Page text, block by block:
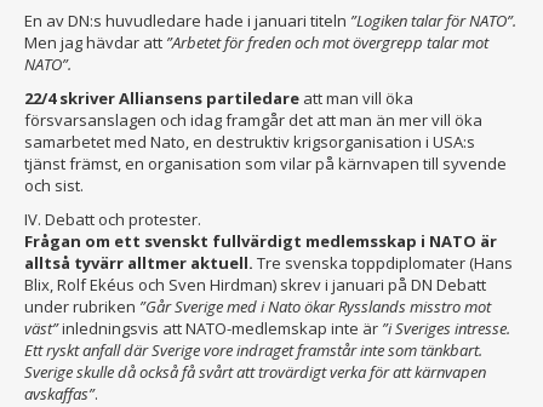
En av DN:s huvudledare hade i januari titeln ”Logiken talar för NATO”.
Men jag hävdar att ”Arbetet för freden och mot övergrepp talar mot
NATO”.
22/4 skriver Alliansens partiledare att man vill öka
försvarsanslagen och idag framgår det att man än mer vill öka
samarbetet med Nato, en destruktiv krigsorganisation i USA:s
tjänst främst, en organisation som vilar på kärnvapen till syvende
och sist.
IV. Debatt och protester.
Frågan om ett svenskt fullvärdigt medlemsskap i NATO är
alltså tyvärr alltmer aktuell. Tre svenska toppdiplomater (Hans
Blix, Rolf Ekéus och Sven Hirdman) skrev i januari på DN Debatt
under rubriken ”Går Sverige med i Nato ökar Rysslands misstro mot
väst”inledningsvis att NATO-medlemskap inte är ”i Sveriges intresse.
Ett ryskt anfall där Sverige vore indraget framstår inte som tänkbart.
Sverige skulle då också få svårt att trovärdigt verka för att kärnvapen
avskaffas”.